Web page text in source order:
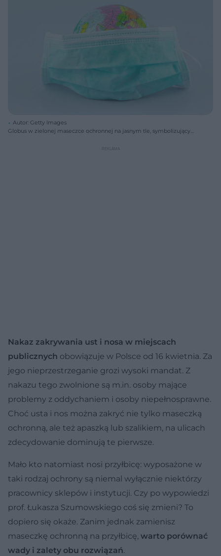
Autor: Getty Images
Globus w zielonej maseczce ochronnej na jasnym tle, symbolizujący
lotniczego i plany wakacyjne. Więcej o wpływie COVID-19 na podróże i
Nakaz zakrywania ust i nosa w miejscach
publicznych obowiązuje w Polsce od 16 kwietnia. Za
jego nieprzestrzeganie grozi wysoki mandat. Z
nakazu tego zwolnione są m.in. osoby mające
problemy z oddychaniem i osoby niepełnosprawne.
Choć usta i nos można zakryć nie tylko maseczką
ochronną, ale też apaszką lub szalikiem, na ulicach
zdecydowanie dominują te pierwsze.
Mało kto natomiast nosi przyłbicę: wyposażone w
taki rodzaj ochrony są niemal wyłącznie niektórzy
pracownicy sklepów i instytucji. Czy po wypowiedzi
prof. Łukasza Szumowskiego coś się zmieni? To
dopiero się okaże. Zanim jednak zamienisz
maseczkę ochronną na przyłbicę, warto porównać
wady i zalety obu rozwiązań.